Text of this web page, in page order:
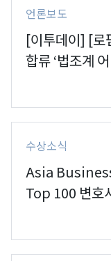
언론보도
[이투데이] [로
합류 ‘법조계
수상소식
Asia
Top 100 변호